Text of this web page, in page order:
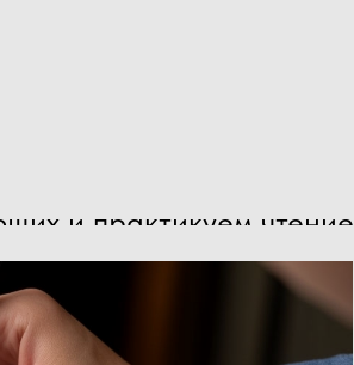
и практикуем чтение